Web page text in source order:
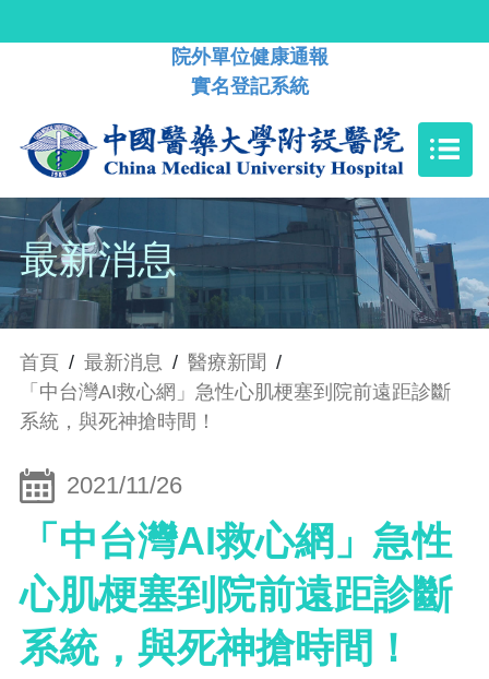
院外單位健康通報
實名登記系統
最新消息
首頁 / 最新消息 / 醫療新聞 /
「中台灣AI救心網」急性心肌梗塞到院前遠距診斷
系統，與死神搶時間！
2021/11/26
「中台灣AI救心網」急性
心肌梗塞到院前遠距診斷
系統，與死神搶時間！